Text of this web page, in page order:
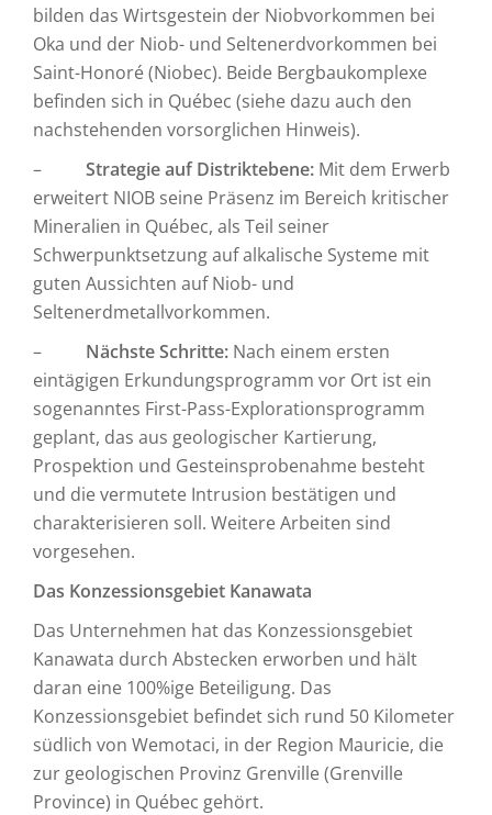
bilden das Wirtsgestein der Niobvorkommen bei
Oka und der Niob- und Seltenerdvorkommen bei
Saint-Honoré (Niobec). Beide Bergbaukomplexe
befinden sich in Québec (siehe dazu auch den
nachstehenden vorsorglichen Hinweis).
– Strategie auf Distriktebene: Mit dem Erwerb
erweitert NIOB seine Präsenz im Bereich kritischer
Mineralien in Québec, als Teil seiner
Schwerpunktsetzung auf alkalische Systeme mit
guten Aussichten auf Niob- und
Seltenerdmetallvorkommen.
– Nächste Schritte: Nach einem ersten
eintägigen Erkundungsprogramm vor Ort ist ein
sogenanntes First-Pass-Explorationsprogramm
geplant, das aus geologischer Kartierung,
Prospektion und Gesteinsprobenahme besteht
und die vermutete Intrusion bestätigen und
charakterisieren soll. Weitere Arbeiten sind
vorgesehen.
Das Konzessionsgebiet Kanawata
Das Unternehmen hat das Konzessionsgebiet
Kanawata durch Abstecken erworben und hält
daran eine 100%ige Beteiligung. Das
Konzessionsgebiet befindet sich rund 50 Kilometer
südlich von Wemotaci, in der Region Mauricie, die
zur geologischen Provinz Grenville (Grenville
Province) in Québec gehört.